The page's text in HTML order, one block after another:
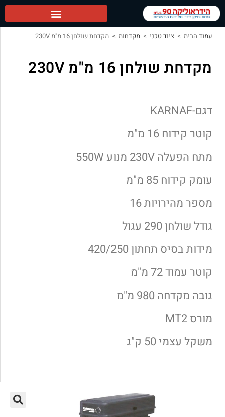
עמוד הבית > ציוד טכני > מקדחות > מקדחת שולחן 16 מ"מ 230V
מקדחת שולחן 16 מ"מ 230V
דגם-KARNAF
קוטר קידוח 16 מ"מ
מתח הפעלה 230V מנוע 550W
עומק קידוח 85 מ"מ
מספר מהירויות 16
גודל שולחן 290 עגול
מידות בסיס תחתון 420/250
קוטר עמוד 72 מ"מ
גובה מקדחה 980 מ"מ
מורס MT2
משקל עצמי 50 ק"ג